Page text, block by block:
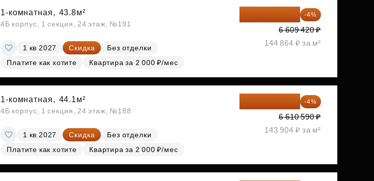
1-комнатная, 43.8м²
4Б корпус, 1 секция, 24 этаж, №191
1 кв 2027 Скидка
Без отделки
Платите как хотите
Квартира за 2 000 ₽/мес
6 345 043 ₽ -4%
6 609 420 ₽
144 864 ₽ за м²
1-комнатная, 44.1м²
4Б корпус, 1 секция, 24 этаж, №188
1 кв 2027 Скидка
Без отделки
Платите как хотите
Квартира за 2 000 ₽/мес
6 346 166 ₽ -4%
6 610 590 ₽
143 904 ₽ за м²